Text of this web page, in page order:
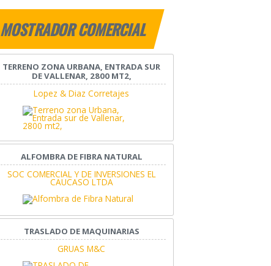
MOSTRADOR COMERCIAL
TERRENO ZONA URBANA, ENTRADA SUR
DE VALLENAR, 2800 MT2,
Lopez & Diaz Corretajes
ALFOMBRA DE FIBRA NATURAL
SOC COMERCIAL Y DE INVERSIONES EL
CAUCASO LTDA
TRASLADO DE MAQUINARIAS
GRUAS M&C